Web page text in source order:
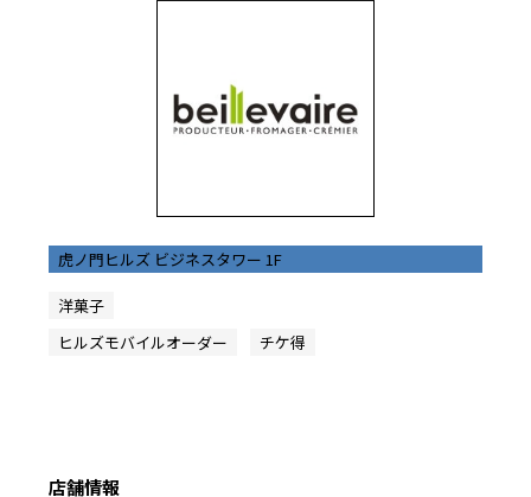
虎ノ門ヒルズ ビジネスタワー 1F
洋菓子
ヒルズモバイルオーダー
チケ得
店舗情報